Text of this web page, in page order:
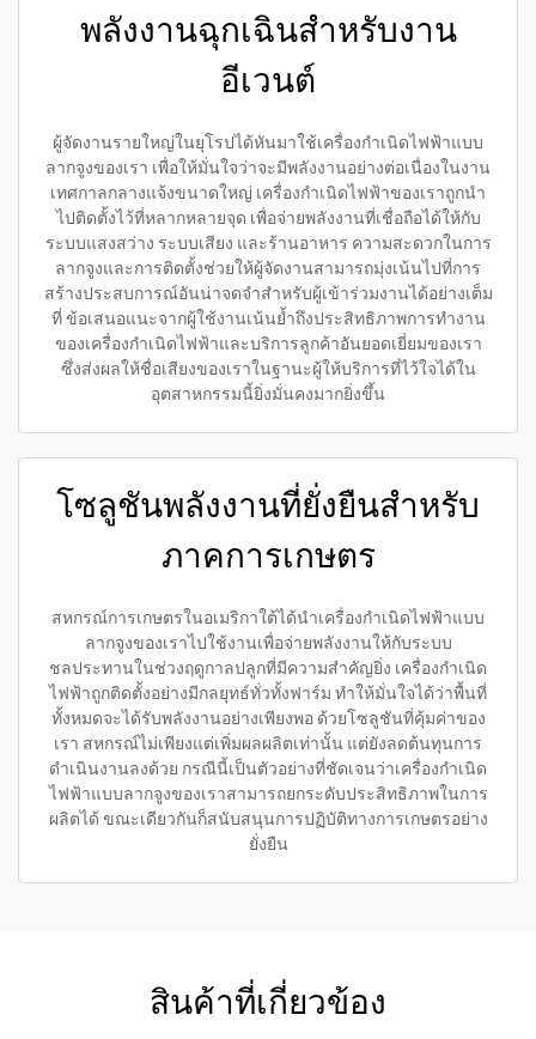
พลังงานฉุกเฉินสำหรับงาน
อีเวนต์
ผู้จัดงานรายใหญ่ในยุโรปได้หันมาใช้เครื่องกำเนิดไฟฟ้าแบบ
ลากจูงของเรา เพื่อให้มั่นใจว่าจะมีพลังงานอย่างต่อเนื่องในงาน
เทศกาลกลางแจ้งขนาดใหญ่ เครื่องกำเนิดไฟฟ้าของเราถูกนำ
ไปติดตั้งไว้ที่หลากหลายจุด เพื่อจ่ายพลังงานที่เชื่อถือได้ให้กับ
ระบบแสงสว่าง ระบบเสียง และร้านอาหาร ความสะดวกในการ
ลากจูงและการติดตั้งช่วยให้ผู้จัดงานสามารถมุ่งเน้นไปที่การ
สร้างประสบการณ์อันน่าจดจำสำหรับผู้เข้าร่วมงานได้อย่างเต็ม
ที่ ข้อเสนอแนะจากผู้ใช้งานเน้นย้ำถึงประสิทธิภาพการทำงาน
ของเครื่องกำเนิดไฟฟ้าและบริการลูกค้าอันยอดเยี่ยมของเรา
ซึ่งส่งผลให้ชื่อเสียงของเราในฐานะผู้ให้บริการที่ไว้ใจได้ใน
อุตสาหกรรมนี้ยิ่งมั่นคงมากยิ่งขึ้น
โซลูชันพลังงานที่ยั่งยืนสำหรับ
ภาคการเกษตร
สหกรณ์การเกษตรในอเมริกาใต้ได้นำเครื่องกำเนิดไฟฟ้าแบบ
ลากจูงของเราไปใช้งานเพื่อจ่ายพลังงานให้กับระบบ
ชลประทานในช่วงฤดูกาลปลูกที่มีความสำคัญยิ่ง เครื่องกำเนิด
ไฟฟ้าถูกติดตั้งอย่างมีกลยุทธ์ทั่วทั้งฟาร์ม ทำให้มั่นใจได้ว่าพื้นที่
ทั้งหมดจะได้รับพลังงานอย่างเพียงพอ ด้วยโซลูชันที่คุ้มค่าของ
เรา สหกรณ์ไม่เพียงแต่เพิ่มผลผลิตเท่านั้น แต่ยังลดต้นทุนการ
ดำเนินงานลงด้วย กรณีนี้เป็นตัวอย่างที่ชัดเจนว่าเครื่องกำเนิด
ไฟฟ้าแบบลากจูงของเราสามารถยกระดับประสิทธิภาพในการ
ผลิตได้ ขณะเดียวกันก็สนับสนุนการปฏิบัติทางการเกษตรอย่าง
ยั่งยืน
สินค้าที่เกี่ยวข้อง